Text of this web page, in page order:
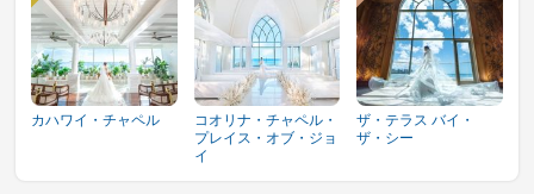
カハワイ・チャペル
コオリナ・チャペル・
プレイス・オブ・ジョ
イ
ザ・テラス バイ・
ザ・シー